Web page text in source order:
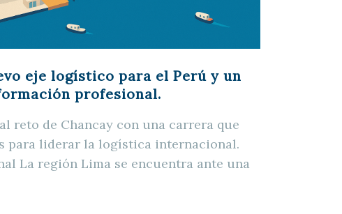
eje logístico para el Perú y un
profesional.
reto de Chancay con una carrera que
para liderar la logística internacional.
La región Lima se encuentra ante una